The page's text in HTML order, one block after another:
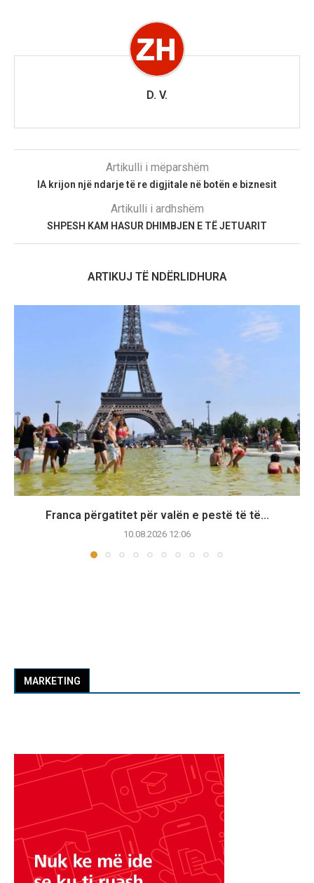
D. V.
Artikulli i mëparshëm
IA krijon një ndarje të re digjitale në botën e biznesit
Artikulli i ardhshëm
SHPESH KAM HASUR DHIMBJEN E TË JETUARIT
ARTIKUJ TË NDËRLIDHURA
Franca përgatitet për valën e pestë të të...
10.08.2026 12:06
MARKETING